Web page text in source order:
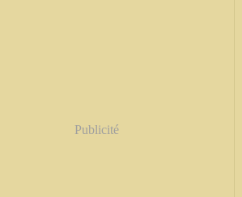
Publicité